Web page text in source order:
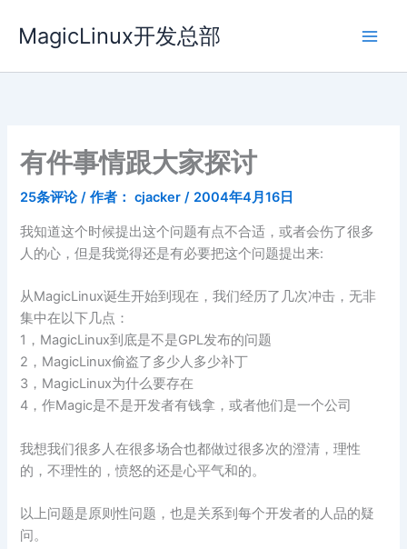
容
MagicLinux开发总部
有件事情跟大家探讨
25条评论 / 作者： cjacker/ 2004年4月16日
我知道这个时候提出这个问题有点不合适，或者会伤了很多
人的心，但是我觉得还是有必要把这个问题提出来:
从MagicLinux诞生开始到现在，我们经历了几次冲击，无非
集中在以下几点：
1，MagicLinux到底是不是GPL发布的问题
2，MagicLinux偷盗了多少人多少补丁
3，MagicLinux为什么要存在
4，作Magic是不是开发者有钱拿，或者他们是一个公司
我想我们很多人在很多场合也都做过很多次的澄清，理性
的，不理性的，愤怒的还是心平气和的。
以上问题是原则性问题，也是关系到每个开发者的人品的疑
问。